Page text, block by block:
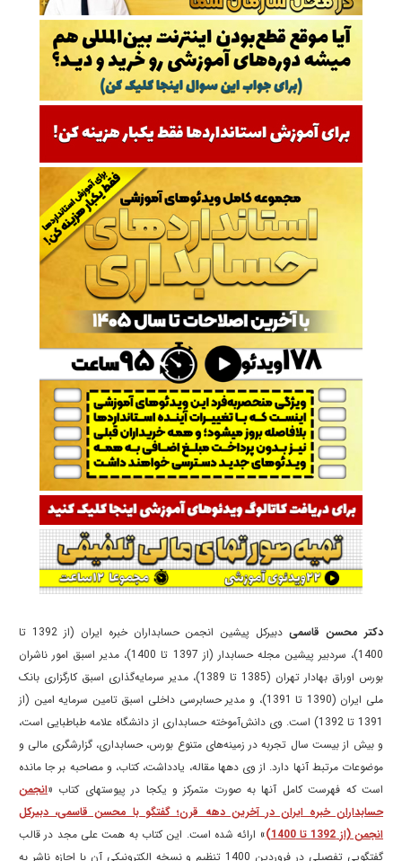
دکتر محسن قاسمی
دبیرکل پیشین انجمن حسابداران خبره ایران (از 1392 تا
1400)، سردبیر پیشین مجله حسابدار (از 1397 تا 1400)، مدیر اسبق امور ناشران
بورس اوراق بهادار تهران (1385 تا 1389)، مدیر سرمایه‌گذاری اسبق کارگزاری بانک
ملی ایران (1390 تا 1391)، و مدیر حسابرسی داخلی اسبق تامین سرمایه امین (از
1391 تا 1392) است. وی دانش‌آموخته حسابداری از دانشگاه علامه طباطبایی است،
و بیش از بیست سال تجربه در زمینه‌های متنوع بورس، حسابداری، گزارشگری مالی و
موضوعات مرتبط آنها دارد. از وی دهها مقاله، یادداشت، کتاب، و مصاحبه بر جا مانده
است که فهرست کامل آنها به صورت متمرکز و یکجا در پیوستهای کتاب «انجمن
حسابداران خبره ایران در آخرین دهه قرن؛ گفتگو با محسن قاسمی، دبیرکل
انجمن (از 1392 تا 1400)
» ارائه شده است. این کتاب به همت علی مجد در قالب
گفتگویی تفصیلی در فروردین 1400 تنظیم و نسخه الکترونیکی آن با اجازه ناشر به